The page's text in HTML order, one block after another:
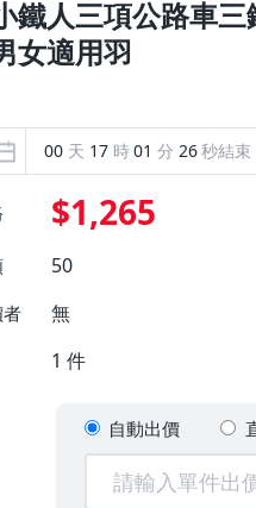
鐵人三項公路車
女適用羽
00 天 17 時01 分 24秒結束
$1,265
50
無
1 件
自動出價